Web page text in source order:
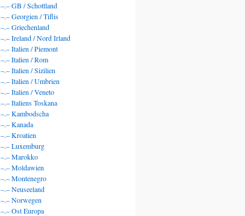
–.– GB / Schottland
–.– Georgien / Tiflis
–.– Griechenland
–.– Ireland / Nord Irland
–.– Italien / Piemont
–.– Italien / Rom
–.– Italien / Sizilien
–.– Italien / Umbrien
–.– Italien / Veneto
–.– Italiens Toskana
–.– Kambodscha
–.– Kanada
–.– Kroatien
–.– Luxemburg
–.– Marokko
–.– Moldawien
–.– Montenegro
–.– Neuseeland
–.– Norwegen
–.– Ost Europa